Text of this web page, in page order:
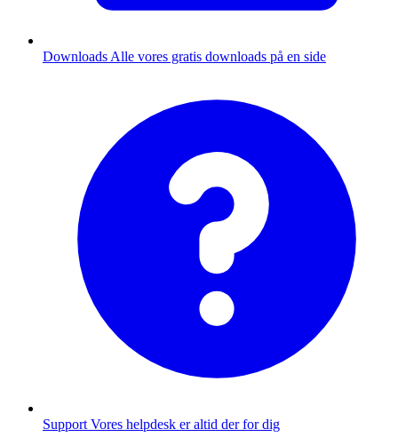
Downloads Alle vores gratis downloads på en side
Support Vores helpdesk er altid der for dig